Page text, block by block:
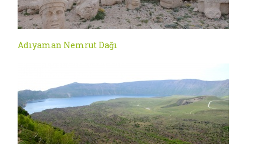
Adıyaman Nemrut Dağı